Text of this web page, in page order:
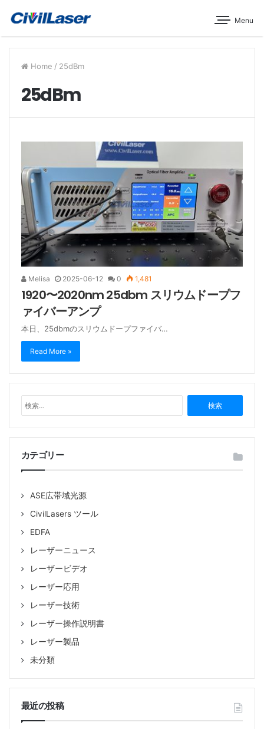
Menu
Home / 25dBm
25dBm
Melisa 2025-06-12 0 1,481
1920〜2020nm 25dbm スリウムドープフ
ァイバーアンプ
本日、25dbmのスリウムドープファイバ…
Read More »
索
:
カテゴリー
ASE広帯域光源
CivilLasers ツール
EDFA
レーザーニュース
レーザービデオ
レーザー応用
レーザー技術
レーザー操作説明書
レーザー製品
未分類
最近の投稿